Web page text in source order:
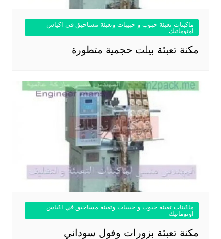
ماكينات تعبئة حبوب و حبيبات وتعبئة مساحيق في اكياس
اوتوماتيك
مكنة تعبئة بيلت حجمية متطورة
ماكينات تعبئة حبوب و حبيبات وتعبئة مساحيق في اكياس
اوتوماتيك
مكنة تعبئة بزورات وفول سوداني